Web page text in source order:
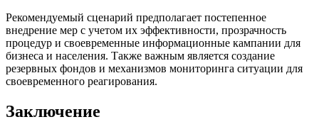
Рекомендуемый сценарий предполагает постепенное
внедрение мер с учетом их эффективности, прозрачность
процедур и своевременные информационные кампании для
бизнеса и населения. Также важным является создание
резервных фондов и механизмов мониторинга ситуации для
своевременного реагирования.
Заключение